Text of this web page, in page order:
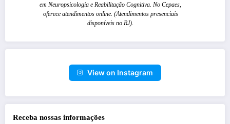
em Neuropsicologia e Reabilitação Cognitiva. No Cepaes,
oferece atendimentos online. (Atendimentos presenciais
disponíveis no RJ).
View on Instagram
Receba nossas informações